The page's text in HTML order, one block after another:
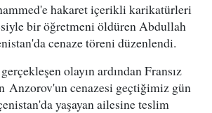
hakaret içerikli karikatürleri
bir öğretmeni öldüren Abdullah
cenaze töreni düzenlendi.
olayın ardından Fransız
Anzorov'un cenazesi geçtiğimiz gün
yaşayan ailesine teslim